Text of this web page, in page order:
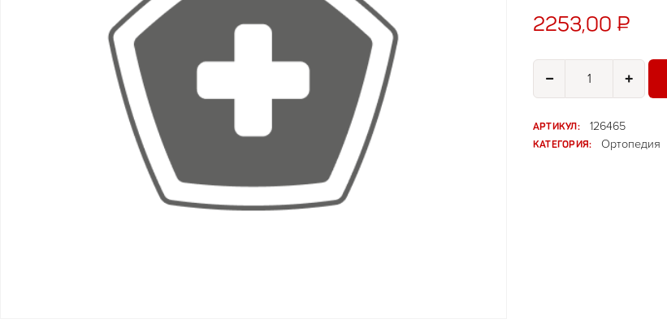
2253,00 ₽
−
Количество товара
+
АРТИКУЛ:
126465
КАТЕГОРИЯ:
Ортопедия